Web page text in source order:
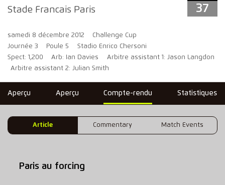
Stade Francais Paris
37
samedi 8 décembre 2012
Challenge Cup
Journée 3
Poule 5
Stadio Enrico Chersoni
Spect: 1,200
Arb: Ian Davies
Arbitre assistant 1: Jason Langdon
Arbitre assistant 2: Julian Smith
Aperçu Aperçu Compte-rendu Statistiques
Article Commentary Match Events
Paris au forcing